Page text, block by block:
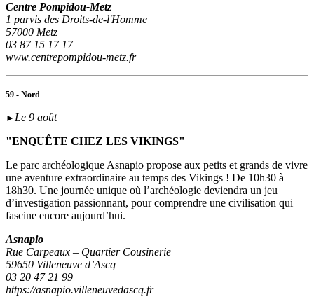
Centre Pompidou-Metz
1 parvis des Droits-de-l'Homme
57000 Metz
03 87 15 17 17
www.centrepompidou-metz.fr
59 - Nord
► Le 9 août
"ENQUÊTE CHEZ LES VIKINGS"
Le parc archéologique Asnapio propose aux petits et grands de vivre
une aventure extraordinaire au temps des Vikings ! De 10h30 à
18h30. Une journée unique où l’archéologie deviendra un jeu
d’investigation passionnant, pour comprendre une civilisation qui
fascine encore aujourd’hui.
Asnapio
Rue Carpeaux – Quartier Cousinerie
59650 Villeneuve d’Ascq
03 20 47 21 99
https://asnapio.villeneuvedascq.fr